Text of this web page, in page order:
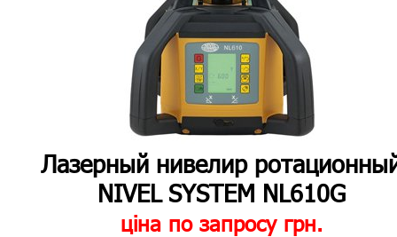
Лазерный нивелир
NIVEL SYSTEM NL610G
ціна по запросугрн.